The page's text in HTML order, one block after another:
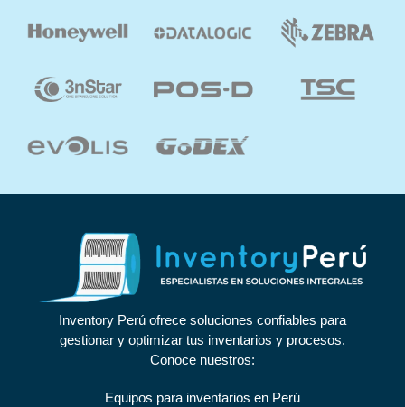
Inventory Perú ofrece soluciones confiables para
gestionar y optimizar tus inventarios y procesos.
Conoce nuestros:
Equipos para inventarios en Perú